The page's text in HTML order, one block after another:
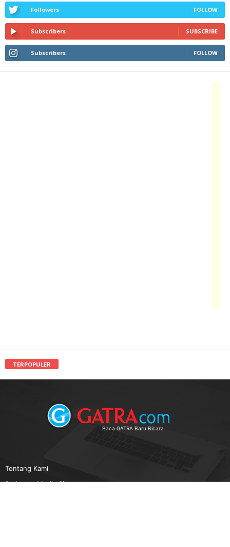
Followers FOLLOW
Subscribers SUBSCRIBE
Subscribers FOLLOW
TERPOPULER
Baca GATRA Baru Bicara
Tentang Kami
Pedoman Media Siber